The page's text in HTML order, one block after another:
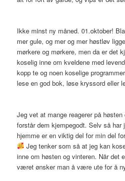
Ikke minst ny måned. 01.oktober!
mer gule, og mer og mer høstløv
mørkere og mørkere, men da er det
koselig inne om kveldene med
kopp te og noen koselige
lese en god bok, løse kryssord eller
Jeg vet at mange reagerer på
forstår dem kjempegodt. Selv så
hjemme er en viktig del for min del
Jeg tenker som så at jeg kan
inne om høsten og vinteren. Når det
været ønsker man å være ute for å